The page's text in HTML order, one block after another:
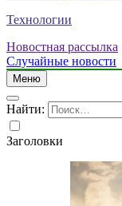
Технологии
Новостная рассылка
Случайные новости
Меню
Найти:
Заголовки